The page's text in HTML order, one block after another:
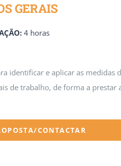
GERAIS
4 horas
identificar e aplicar as medidas
de trabalho, de forma a prestar
CONTACTAR